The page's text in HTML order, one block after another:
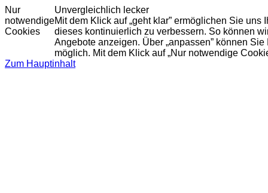
Nur
notwendige
Cookies
Unvergleichlich lecker
Mit dem Klick auf „geht klar” ermöglichen Sie
dieses kontinuierlich zu verbessern. So können
Angebote anzeigen. Über „anpassen” können
möglich. Mit dem Klick auf „Nur notwendige
Zum Hauptinhalt